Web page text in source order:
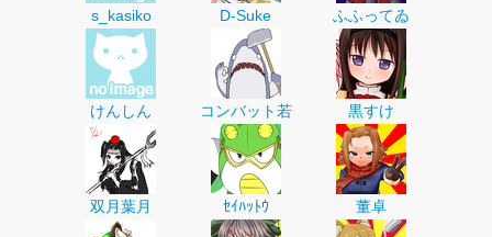
s_kasiko D-Suke ふふってゐ
けんしん コンバット若 黒すけ
双月葉月 ｾｲﾊｯﾄｳ 董卓